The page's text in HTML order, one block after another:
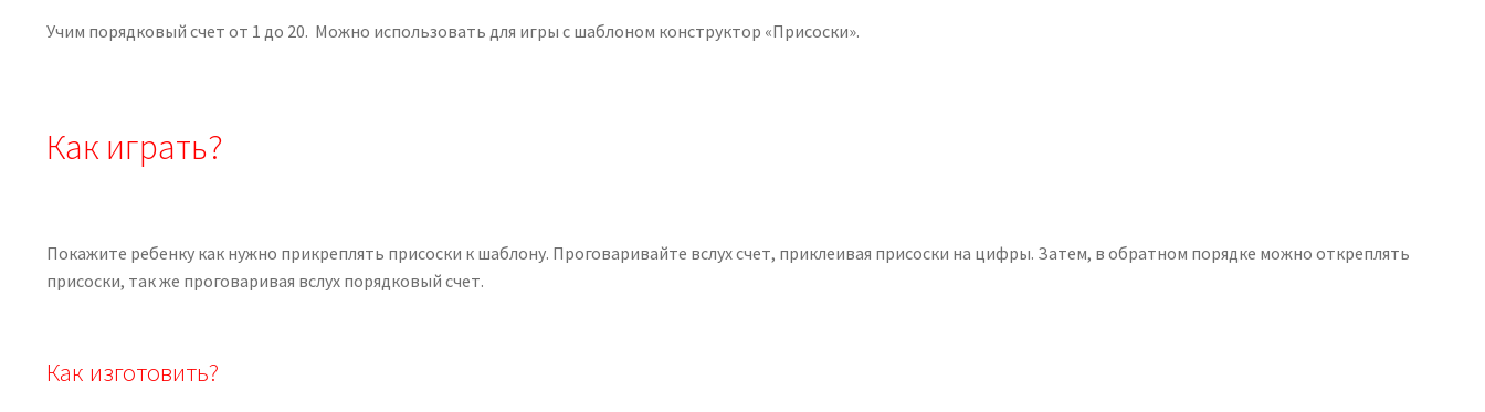
Учим порядковый счет от 1 до 20. Можно использовать для игры с шаблоном конструктор «Присоски».
Как играть?
Покажите ребенку как нужно прикреплять присоски к шаблону. Проговаривайте вслух счет, приклеивая присоски на цифры. Затем, в обратном порядке можно откреплять
присоски, так же проговаривая вслух порядковый счет.
Как изготовить?